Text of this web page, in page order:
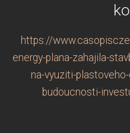
https://
energy-plana-zahajila-
na-vyuziti-
budoucnosti-